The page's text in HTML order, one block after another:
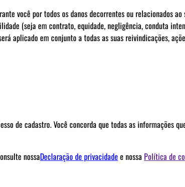
você por todos os danos decorrentes ou relacionados
(seja em contrato, equidade, negligência, conduta
aplicado em conjunto a todas as suas reivindicações,
de cadastro. Você concorda que todas as informações
nossaDeclaração de privacidade e nossa Política de